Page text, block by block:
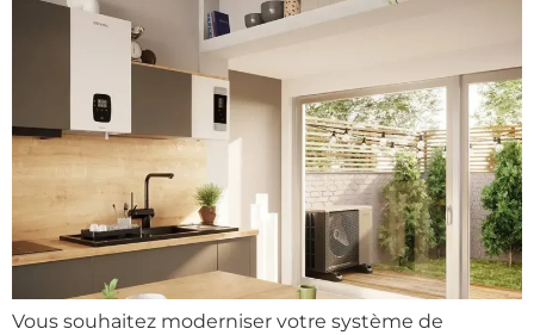
Vous souhaitez moderniser votre système de